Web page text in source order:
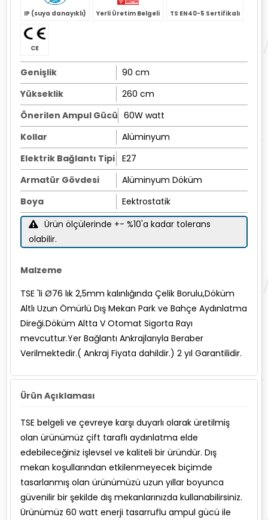
IP (suya danayıklı) Yerli Üretim Belgeli TS EN40-5 Sertifikalı
CE
Genişlik
90 cm
Yükseklik
260 cm
Önerilen Ampul Gücü 60W watt
Kollar
Alüminyum
Elektrik Bağlantı Tipi
E27
Armatür Gövdesi
Alüminyum Döküm
Boya
Eektrostatik
Ürün ölçülerinde +- %10'a kadar tolerans
olabilir.
Malzeme
TSE 'li Ø76 lık 2,5mm kalınlığında Çelik Borulu,Döküm
Altlı Uzun Ömürlü Dış Mekan Park ve Bahçe Aydınlatma
Direği.Döküm Altta V Otomat Sigorta Rayı
mevcuttur.Yer Bağlantı Ankrajlarıyla Beraber
Verilmektedir.( Ankraj Fiyata dahildir.) 2 yıl Garantilidir.
Ürün Açıklaması
TSE belgeli ve çevreye karşı duyarlı olarak üretilmiş
olan ürünümüz çift taraflı aydınlatma elde
edebileceğiniz işlevsel ve kaliteli bir üründür. Dış
mekan koşullarından etkilenmeyecek biçimde
tasarlanmış olan ürünümüzü uzun yıllar boyunca
güvenilir bir şekilde dış mekanlarınızda kullanabilirsiniz.
Ürünümüz 60 watt enerji tasarruflu ampul gücü ile